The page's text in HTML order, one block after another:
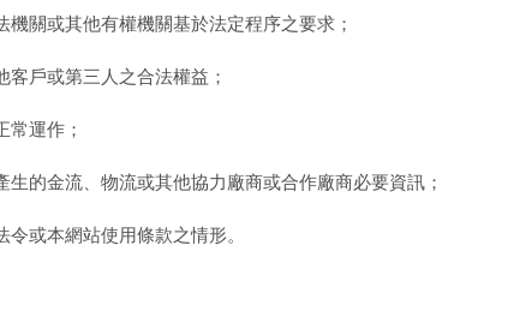
機關或其他有權機關基於法定程序之要求；
戶或第三人之合法權益；
常運作；
生的金流、物流或其他協力廠商或合作廠商必要資訊；
或本網站使用條款之情形。